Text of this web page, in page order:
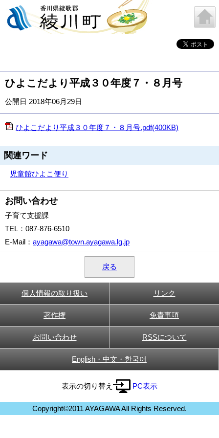
ひよこだより平成３０年度７・８月号
公開日 2018年06月29日
ひよこだより平成３０年度７・８月号.pdf(400KB)
関連ワード
児童館ひよこ便り
お問い合わせ
子育て支援課
TEL ：087-876-6510
E-Mail ： ayagawa@town.ayagawa.lg.jp
戻る
個人情報の取り扱い リンク
著作権 免責事項
お問い合わせ RSSについて
English・中文・한국어
表示の切り替え PC表示
Copyright©2011 AYAGAWA All Rights Reserved.